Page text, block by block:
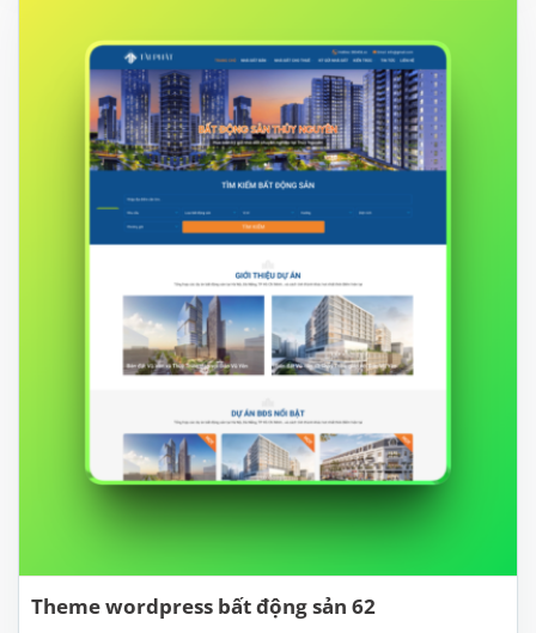
Theme wordpress bất động sản 62